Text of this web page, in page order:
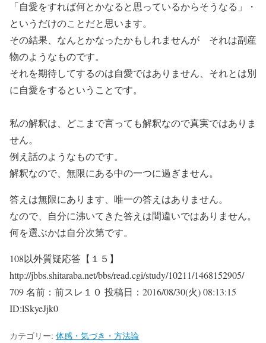
「自愛をすれば何とかなると思っているからそうなる」・
というだけのことだと思います。
その結果、なんとかなったかもしれませんが それは副産
物のようなものです。
それを期待してするのは自愛ではありません、それとは別
に自愛をするということです。
私の解釈は、どこまで言っても解釈なので真実ではありま
せん。
例え話のようなものです。
解釈なので、無限にある中の一つに過ぎません。
答えは無限にあります、唯一の答えはありません。
なので、自分に沸いてきた答えは間違いではありません。
何を選ぶかは自分次第です。
108以外質疑応答【１５】
http://jbbs.shitaraba.net/bbs/read.cgi/study/10211/1468152905/
709 名前：前スレ１０ 投稿日：2016/08/30(火) 08:13:15
ID:lSkyeJjk0
カテゴリー: 体感・気づき・方法論